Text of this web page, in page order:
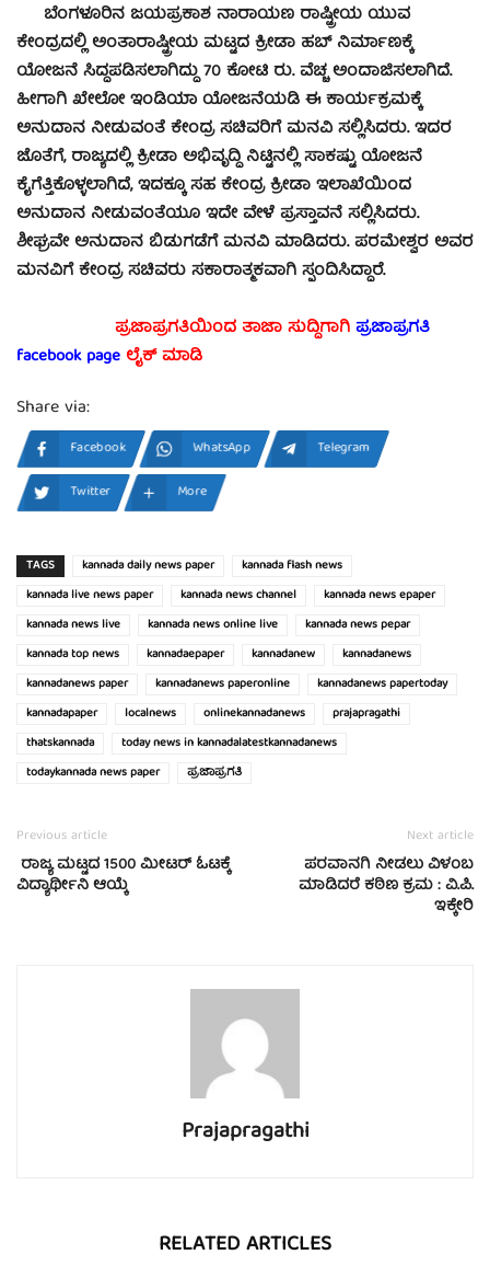
ಬೆಂಗಳೂರಿನ ಜಯಪ್ರಕಾಶ ನಾರಾಯಣ ರಾಷ್ಟ್ರೀಯ ಯುವ
ಕೇಂದ್ರದಲ್ಲಿ ಅಂತಾರಾಷ್ಟ್ರೀಯ ಮಟ್ಟದ ಕ್ರೀಡಾ ಹಬ್ ನಿರ್ಮಾಣಕ್ಕೆ
ಯೋಜನೆ ಸಿದ್ಧಪಡಿಸಲಾಗಿದ್ದು 70 ಕೋಟಿ ರು. ವೆಚ್ಚ ಅಂದಾಜಿಸಲಾಗಿದೆ.
ಹೀಗಾಗಿ ಖೇಲೋ ಇಂಡಿಯಾ ಯೋಜನೆಯಡಿ ಈ ಕಾರ್ಯಕ್ರಮಕ್ಕೆ
ಅನುದಾನ ನೀಡುವಂತೆ ಕೇಂದ್ರ ಸಚಿವರಿಗೆ ಮನವಿ ಸಲ್ಲಿಸಿದರು. ಇದರ
ಜೊತೆಗೆ, ರಾಜ್ಯದಲ್ಲಿ ಕ್ರೀಡಾ ಅಭಿವೃದ್ಧಿ ನಿಟ್ಟಿನಲ್ಲಿ ಸಾಕಷ್ಟು ಯೋಜನೆ
ಕೈಗೆತ್ತಿಕೊಳ್ಳಲಾಗಿದೆ, ಇದಕ್ಕೂ ಸಹ ಕೇಂದ್ರ ಕ್ರೀಡಾ ಇಲಾಖೆಯಿಂದ
ಅನುದಾನ ನೀಡುವಂತೆಯೂ ಇದೇ ವೇಳೆ ಪ್ರಸ್ತಾವನೆ ಸಲ್ಲಿಸಿದರು.
ಶೀಘ್ರವೇ ಅನುದಾನ ಬಿಡುಗಡೆಗೆ ಮನವಿ ಮಾಡಿದರು. ಪರಮೇಶ್ವರ ಅವರ
ಮನವಿಗೆ ಕೇಂದ್ರ ಸಚಿವರು ಸಕಾರಾತ್ಮಕವಾಗಿ ಸ್ಪಂದಿಸಿದ್ದಾರೆ.
ಪ್ರಜಾಪ್ರಗತಿಯಿಂದ ತಾಜಾ ಸುದ್ದಿಗಾಗಿಪ್ರಜಾಪ್ರಗತಿ
facebook page ಲೈಕ್ ಮಾಡಿ
Share via:
Facebook WhatsApp
Telegram
Twitter
More
TAGS kannada daily news paper
kannada flash news
kannada live news paper
kannada news channel
kannada news epaper
kannada news live
kannada news online live
kannada news pepar
kannada top news
kannadaepaper kannadanew
kannadanews
kannadanews paper
kannadanews paperonline
kannadanews papertoday
kannadapaper
localnews onlinekannadanews
prajapragathi
thatskannada
today news in kannadalatestkannadanews
todaykannada news paper
ಪ್ರಜಾಪ್ರಗತಿ
Previous article
ರಾಜ್ಯ ಮಟ್ಟದ 1500 ಮೀಟರ್ ಓಟಕ್ಕೆ
ವಿದ್ಯಾರ್ಥೀನಿ ಆಯ್ಕೆ
Next article
ಪರವಾನಗಿ ನೀಡಲು ವಿಳಂಬ
ಮಾಡಿದರೆ ಕಠಿಣ ಕ್ರಮ : ವಿ.ಪಿ.
ಇಕ್ಕೇರಿ
Prajapragathi
RELATED ARTICLES